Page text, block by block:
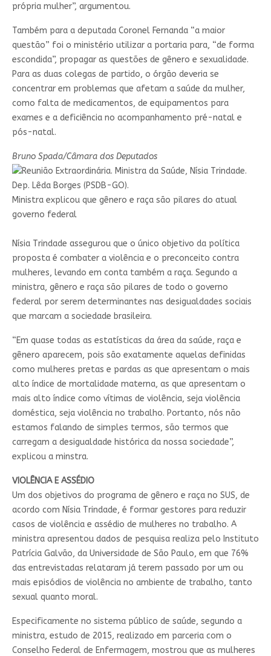
própria mulher”, argumentou.
Também para a deputada Coronel Fernanda “a maior
questão” foi o ministério utilizar a portaria para, “de forma
escondida”, propagar as questões de gênero e sexualidade.
Para as duas colegas de partido, o órgão deveria se
concentrar em problemas que afetam a saúde da mulher,
como falta de medicamentos, de equipamentos para
exames e a deficiência no acompanhamento pré-natal e
pós-natal.
Bruno Spada/Câmara dos Deputados
Ministra explicou que gênero e raça são pilares do atual
governo federal
Nísia Trindade assegurou que o único objetivo da política
proposta é combater a violência e o preconceito contra
mulheres, levando em conta também a raça. Segundo a
ministra, gênero e raça são pilares de todo o governo
federal por serem determinantes nas desigualdades sociais
que marcam a sociedade brasileira.
“Em quase todas as estatísticas da área da saúde, raça e
gênero aparecem, pois são exatamente aquelas definidas
como mulheres pretas e pardas as que apresentam o mais
alto índice de mortalidade materna, as que apresentam o
mais alto índice como vítimas de violência, seja violência
doméstica, seja violência no trabalho. Portanto, nós não
estamos falando de simples termos, são termos que
carregam a desigualdade histórica da nossa sociedade”,
explicou a minstra.
VIOLÊNCIA E ASSÉDIO
Um dos objetivos do programa de gênero e raça no SUS, de
acordo com Nísia Trindade, é formar gestores para reduzir
casos de violência e assédio de mulheres no trabalho. A
ministra apresentou dados de pesquisa realiza pelo Instituto
Patrícia Galvão, da Universidade de São Paulo, em que 76%
das entrevistadas relataram já terem passado por um ou
mais episódios de violência no ambiente de trabalho, tanto
sexual quanto moral.
Especificamente no sistema público de saúde, segundo a
ministra, estudo de 2015, realizado em parceria com o
Conselho Federal de Enfermagem, mostrou que as mulheres